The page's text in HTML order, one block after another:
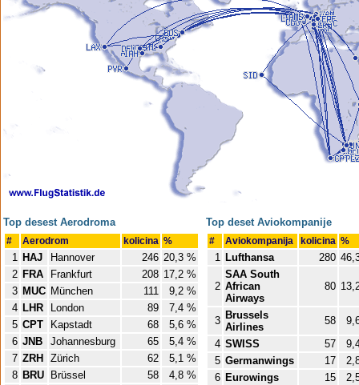
Top desest Aerodroma
# Aerodrom kolicina %
1 HAJ Hannover 246 20,3 %
2 FRA Frankfurt 208 17,2 %
3 MUC München 111
9,2 %
4 LHR London 89
7,4 %
5 CPT Kapstadt 68
5,6 %
6 JNB Johannesburg 65
5,4 %
7 ZRH Zürich 62
5,1 %
8 BRU Brüssel 58
4,8 %
Top deset Aviokompanije
# Aviokompanija kolicina %
1 Lufthansa 280
2
SAA South
African
Airways
80
3 Brussels
Airlines
58
4 SWISS 57
5 Germanwings 17
6 Eurowings 15